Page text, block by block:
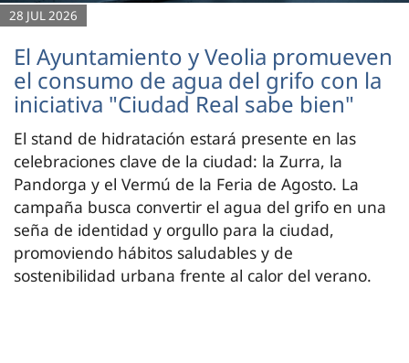
28 JUL 2026
El Ayuntamiento y Veolia promueven
el consumo de agua del grifo con la
iniciativa "Ciudad Real sabe bien"
El stand de hidratación estará presente en las
celebraciones clave de la ciudad: la Zurra, la
Pandorga y el Vermú de la Feria de Agosto. La
campaña busca convertir el agua del grifo en una
seña de identidad y orgullo para la ciudad,
promoviendo hábitos saludables y de
sostenibilidad urbana frente al calor del verano.